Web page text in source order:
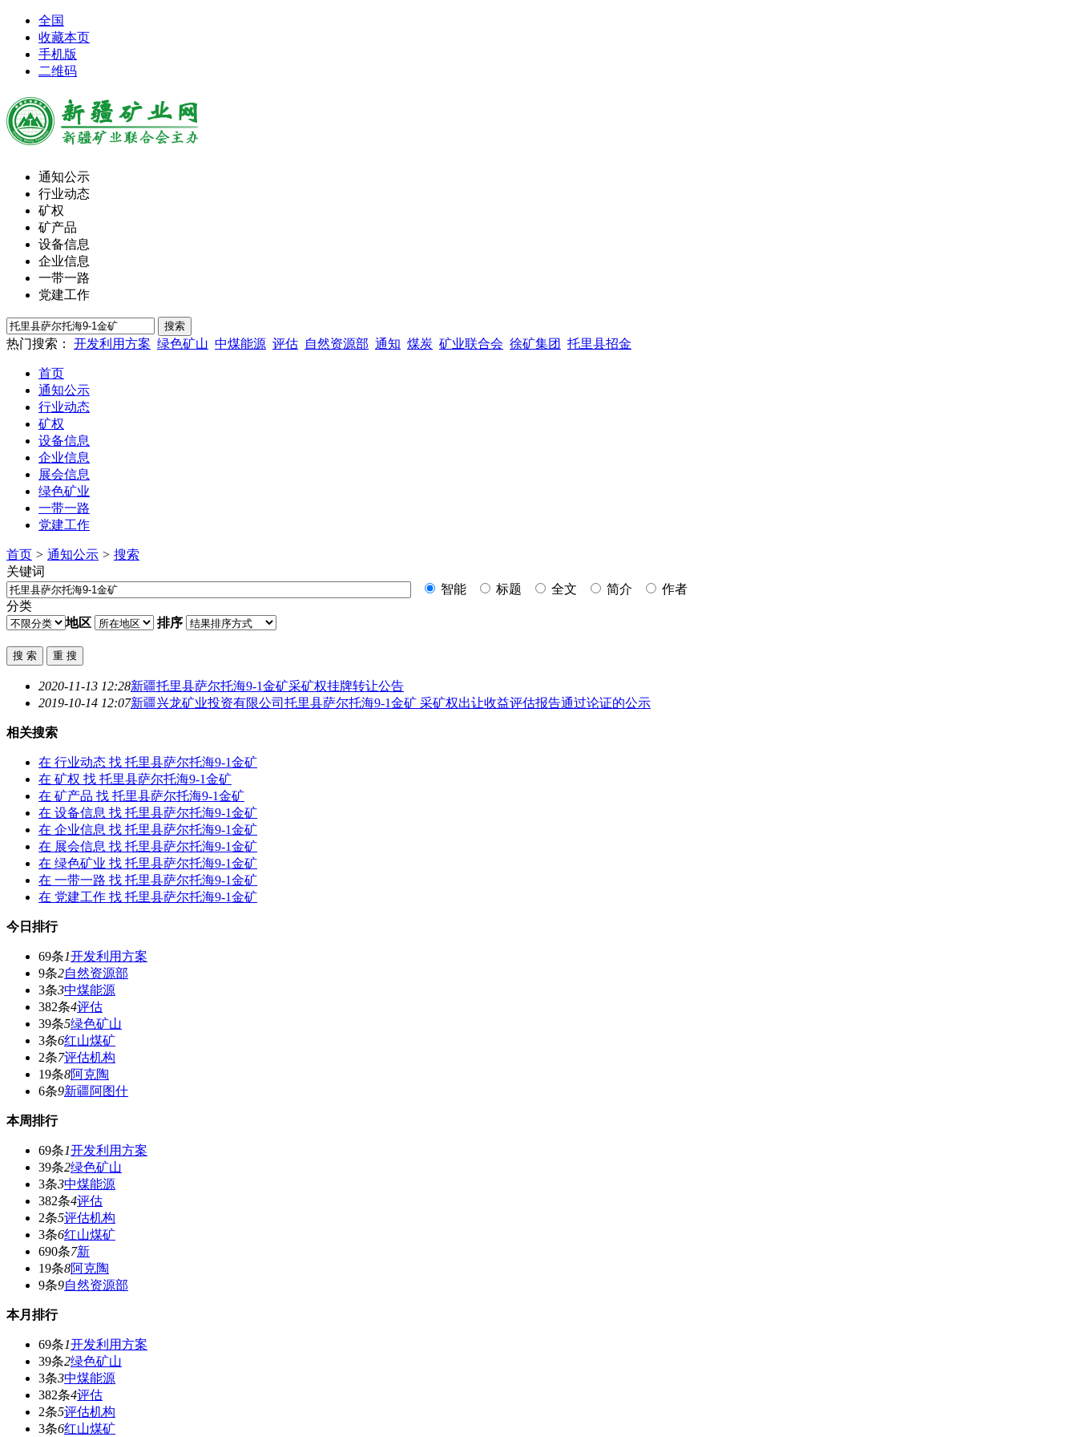
全国
收藏本页
手机版
二维码
通知公示
行业动态
矿权
矿产品
设备信息
企业信息
一带一路
党建工作
热门搜索： 开发利用方案 绿色矿山 中煤能源 评估 自然资源部 通知 煤炭 矿业联合会 徐矿集团 托里县招金
首页
通知公示
行业动态
矿权
设备信息
企业信息
展会信息
绿色矿业
一带一路
党建工作
首页 > 通知公示 > 搜索
关键词
智能
标题 全文 简介
作者
分类
地区
排序
2020-11-13 12:28新疆托里县萨尔托海9-1金矿采矿权挂牌转让公告
2019-10-14 12:07新疆兴龙矿业投资有限公司 托里县萨尔托海9-1金矿 采矿权出让收益评估报告通过论证的公示
相关搜索
在 行业动态 找 托里县萨尔托海9-1金矿
在 矿权 找 托里县萨尔托海9-1金矿
在 矿产品 找 托里县萨尔托海9-1金矿
在 设备信息 找 托里县萨尔托海9-1金矿
在 企业信息 找 托里县萨尔托海9-1金矿
在 展会信息 找 托里县萨尔托海9-1金矿
在 绿色矿业 找 托里县萨尔托海9-1金矿
在 一带一路 找 托里县萨尔托海9-1金矿
在 党建工作 找 托里县萨尔托海9-1金矿
今日排行
69条1开发利用方案
9条2自然资源部
3条3中煤能源
382条4评估
39条5绿色矿山
3条6红山煤矿
2条7评估机构
19条8阿克陶
6条9新疆阿图什
本周排行
69条1开发利用方案
39条2绿色矿山
3条3中煤能源
382条4评估
2条5评估机构
3条6红山煤矿
690条7新
19条8阿克陶
9条9自然资源部
本月排行
69条1开发利用方案
39条2绿色矿山
3条3中煤能源
382条4评估
2条5评估机构
3条6红山煤矿